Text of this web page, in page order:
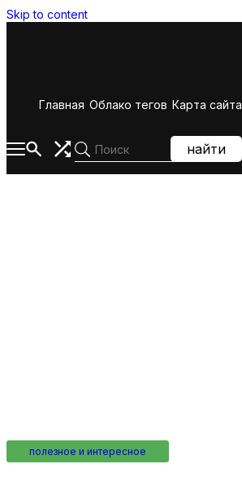
Skip to content
Главная Облако тегов Карта сайта
найти
полезное и интересное